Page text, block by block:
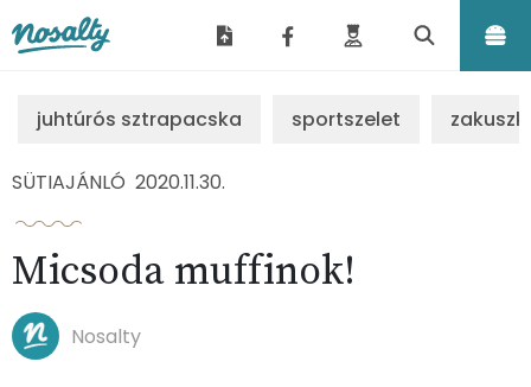
juhtúrós sztrapacska sportszelet
SÜTIAJÁNLÓ 2020.11.30.
Micsoda muffinok!
Nosalty